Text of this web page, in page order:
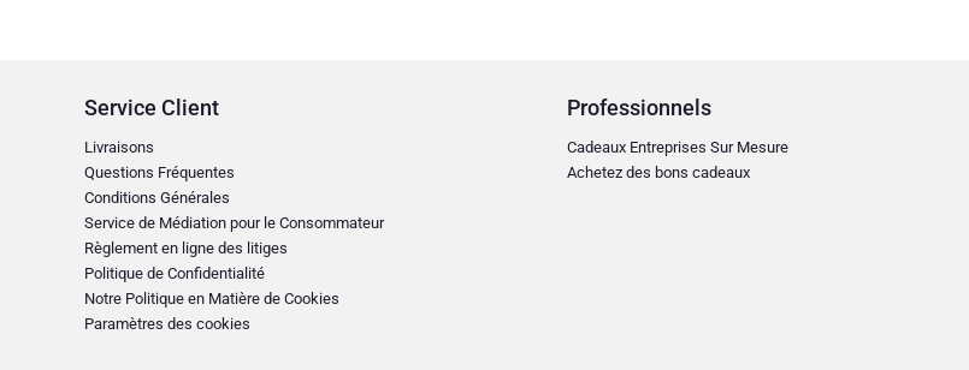
Service Client
Livraisons
Questions Fréquentes
Conditions Générales
Service de Médiation pour le Consommateur
Règlement en ligne des litiges
Politique de Confidentialité
Notre Politique en Matière de Cookies
Paramètres des cookies
Professionnels
Cadeaux Entreprises Sur Mesure
Achetez des bons cadeaux